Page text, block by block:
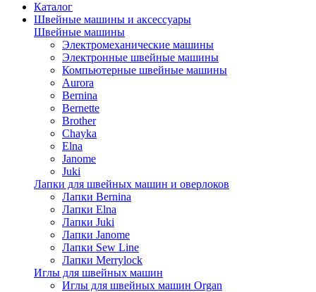
Каталог
Швейные машины и аксессуары
Швейные машины
Электромеханические машины
Электронные швейные машины
Компьютерные швейные машины
Aurora
Bernina
Bernette
Brother
Chayka
Elna
Janome
Juki
Лапки для швейных машин и оверлоков
Лапки Bernina
Лапки Elna
Лапки Juki
Лапки Janome
Лапки Sew Line
Лапки Merrylock
Иглы для швейных машин
Иглы для швейных машин Organ